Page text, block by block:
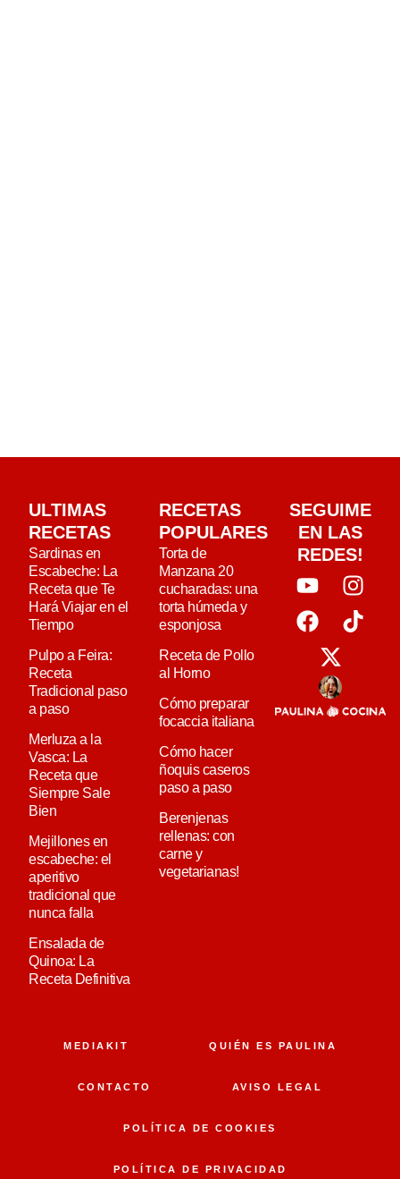
ULTIMAS
RECETAS
Sardinas en
Escabeche: La
Receta que Te
Hará Viajar en el
Tiempo
Pulpo a Feira:
Receta
Tradicional paso
a paso
Merluza a la
Vasca: La
Receta que
Siempre Sale
Bien
Mejillones en
escabeche: el
aperitivo
tradicional que
nunca falla
Ensalada de
Quinoa: La
Receta Definitiva
RECETAS
POPULARES
Torta de
Manzana 20
cucharadas: una
torta húmeda y
esponjosa
Receta de Pollo
al Horno
Cómo preparar
focaccia italiana
Cómo hacer
ñoquis caseros
paso a paso
Berenjenas
rellenas: con
carne y
vegetarianas!
SEGUIME
EN LAS
REDES!
MEDIAKIT QUIÉN ES PAULINA
CONTACTO AVISO LEGAL
POLÍTICA DE COOKIES
POLÍTICA DE PRIVACIDAD